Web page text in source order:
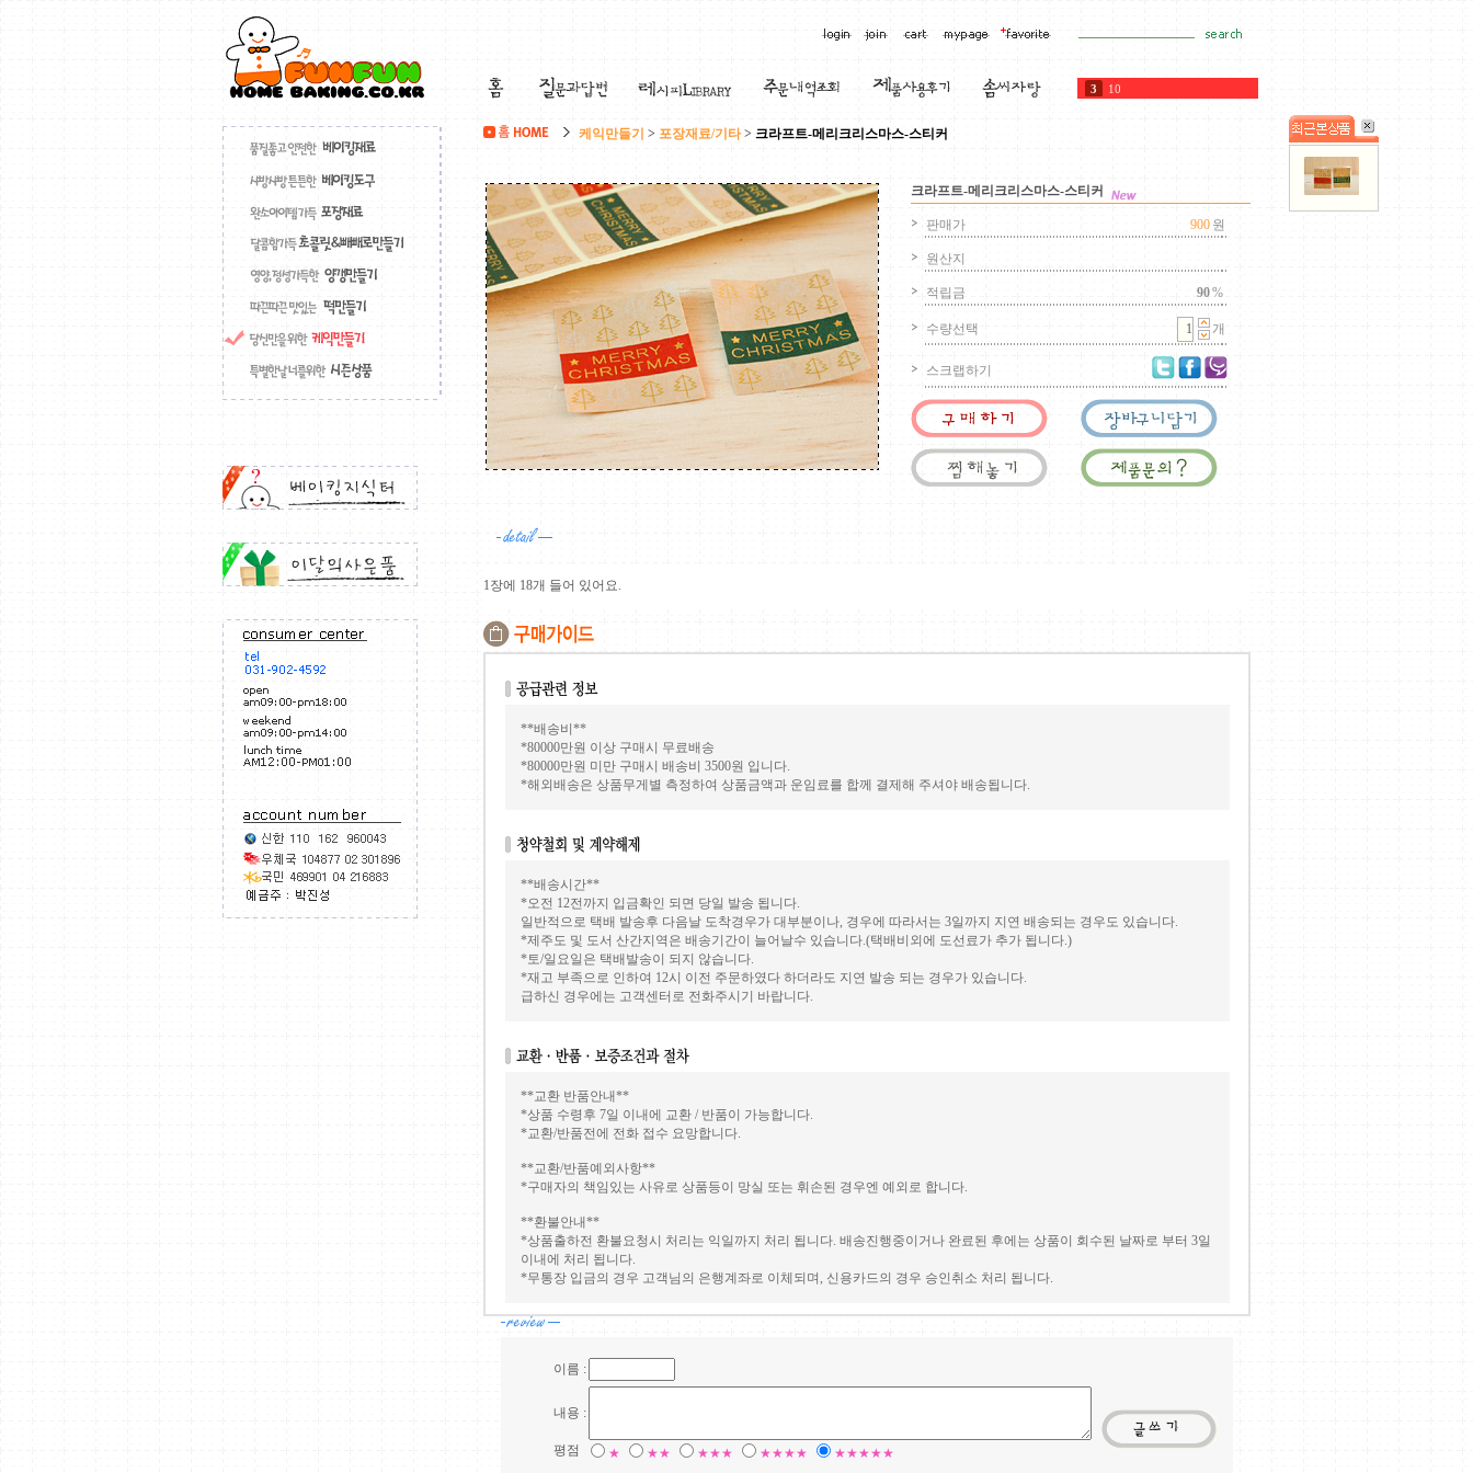
3
10
8
피스타치오페이스트
10
생강
케익만들기 > 포장재료/기타 > 크라프트-메리크리스마스-스티커
크라프트-메리크리스마스-스티커
판매가 900 원
원산지
적립금 90%
수량선택 개
스크랩하기
1장에 18개 들어 있어요.
**배송비**
*80000만원 이상 구매시 무료배송
*80000만원 미만 구매시 배송비 3500원 입니다.
*해외배송은 상품무게별 측정하여 상품금액과 운임료를 합께 결제해 주셔야 배송됩니다.
**배송시간**
*오전 12전까지 입금확인 되면 당일 발송 됩니다.
일반적으로 택배 발송후 다음날 도착경우가 대부분이나, 경우에 따라서는 3일까지 지연 배송되는 경우도 있습니다.
*제주도 및 도서 산간지역은 배송기간이 늘어날수 있습니다.(택배비외에 도선료가 추가 됩니다.)
*토/일요일은 택배발송이 되지 않습니다.
*재고 부족으로 인하여 12시 이전 주문하였다 하더라도 지연 발송 되는 경우가 있습니다.
급하신 경우에는 고객센터로 전화주시기 바랍니다.
**교환 반품안내**
*상품 수령후 7일 이내에 교환 / 반품이 가능합니다.
*교환/반품전에 전화 접수 요망합니다.
**교환/반품예외사항**
*구매자의 책임있는 사유로 상품등이 망실 또는 휘손된 경우엔 예외로 합니다.
**환불안내**
*상품출하전 환불요청시 처리는 익일까지 처리 됩니다. 배송진행중이거나 완료된 후에는 상품이 회수된 날짜로 부터 3일
이내에 처리 됩니다.
*무통장 입금의 경우 고객님의 은행계좌로 이체되며, 신용카드의 경우 승인취소 처리 됩니다.
이름 :
내용 :
평점 ★ ★★ ★★★ ★★★★ ★★★★★